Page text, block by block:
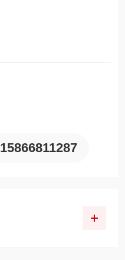
15866811287